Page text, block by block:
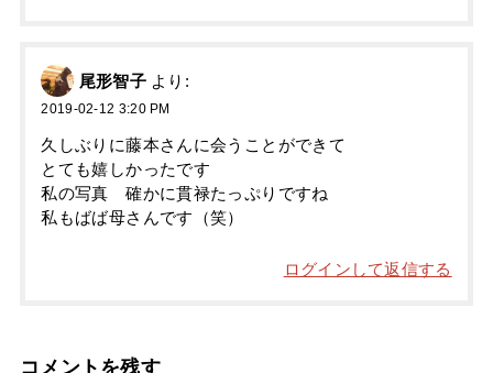
尾形智子 より:
2019-02-12 3:20 PM
久しぶりに藤本さんに会うことができて
とても嬉しかったです
私の写真 確かに貫禄たっぷりですね
私もばば母さんです（笑）
ログインして返信する
コメントを残す